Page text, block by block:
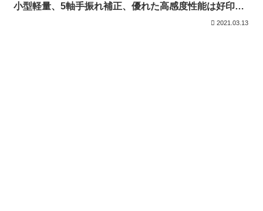
小型軽量、5軸手振れ補正、優れた高感度性能は好印象
2021.03.13